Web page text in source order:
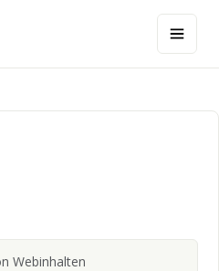
Webinhalten